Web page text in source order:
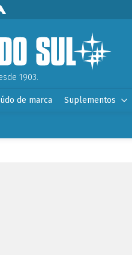
1903.
de marca Suplementos